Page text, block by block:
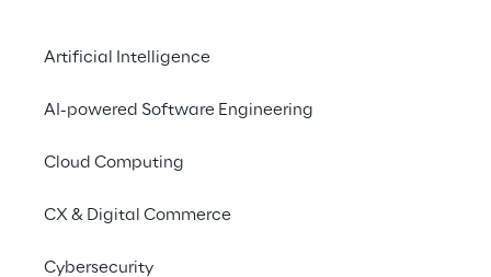
Artificial Intelligence
AI-powered Software Engineering
Cloud Computing
CX & Digital Commerce
Cybersecurity
Versicherungsbran